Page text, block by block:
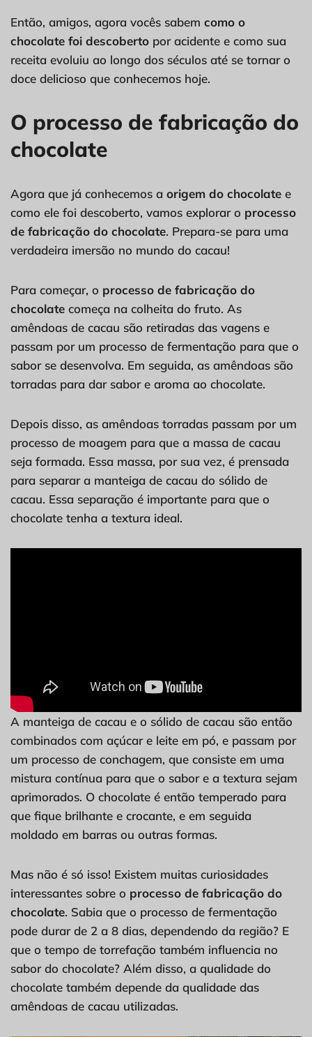
Então, amigos, agora vocês sabem como o
chocolate foi descoberto por acidente e como sua
receita evoluiu ao longo dos séculos até se tornar o
doce delicioso que conhecemos hoje.
O processo de fabricação do
chocolate
Agora que já conhecemos a origem do chocolate e
como ele foi descoberto, vamos explorar o processo
de fabricação do chocolate. Prepara-se para uma
verdadeira imersão no mundo do cacau!
Para começar, o processo de fabricação do
chocolate começa na colheita do fruto. As
amêndoas de cacau são retiradas das vagens e
passam por um processo de fermentação para que o
sabor se desenvolva. Em seguida, as amêndoas são
torradas para dar sabor e aroma ao chocolate.
Depois disso, as amêndoas torradas passam por um
processo de moagem para que a massa de cacau
seja formada. Essa massa, por sua vez, é prensada
para separar a manteiga de cacau do sólido de
cacau. Essa separação é importante para que o
chocolate tenha a textura ideal.
A manteiga de cacau e o sólido de cacau são então
combinados com açúcar e leite em pó, e passam por
um processo de conchagem, que consiste em uma
mistura contínua para que o sabor e a textura sejam
aprimorados. O chocolate é então temperado para
que fique brilhante e crocante, e em seguida
moldado em barras ou outras formas.
Mas não é só isso! Existem muitas curiosidades
interessantes sobre o processo de fabricação do
chocolate. Sabia que o processo de fermentação
pode durar de 2 a 8 dias, dependendo da região? E
que o tempo de torrefação também influencia no
sabor do chocolate? Além disso, a qualidade do
chocolate também depende da qualidade das
amêndoas de cacau utilizadas.